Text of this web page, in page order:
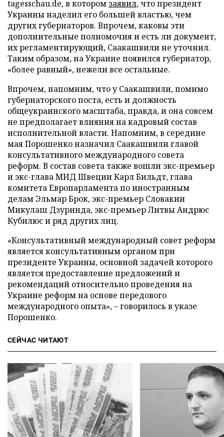
tagesschau.de, в котором заявил, что президент
Украины наделил его большей властью, чем
других губернаторов. Впрочем, каковы эти
дополнительные полномочия и есть ли документ,
их регламентирующий, Саакашвили не уточнил.
Таким образом, на Украине появился губернатор,
«более равный», нежели все остальные.
Впрочем, напомним, что у Саакашвили, помимо
губернаторского поста, есть и должность
общеукраинского масштаба, правда, и она совсем
не предполагает влияния на кадровый состав
исполнительной власти. Напомним, в середине
мая Порошенко назначил Саакашвили главой
консультативного международного совета
реформ. В состав совета также вошли экс-премьер
и экс-глава МИД Швеции Карл Бильдт, глава
комитета Европарламента по иностранным
делам Эльмар Брок, экс-премьер Словакии
Микулаш Дзуринда, экс-премьер Литвы Андрюс
Кубилюс и ряд других лиц.
«Консультативный международный совет реформ
является консультативным органом при
президенте Украины, основной задачей которого
является предоставление предложений и
рекомендаций относительно проведения на
Украине реформ на основе передового
международного опыта», – говорилось в указе
Порошенко.
СЕЙЧАС ЧИТАЮТ